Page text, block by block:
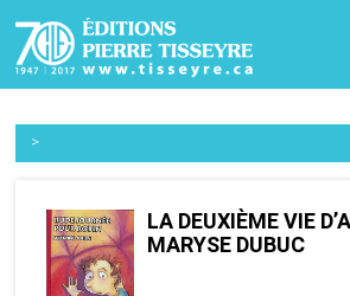
>
LA DEUXIÈME VIE
MARYSE DUBUC